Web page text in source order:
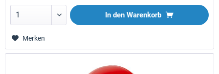
In den Warenkorb
Merken